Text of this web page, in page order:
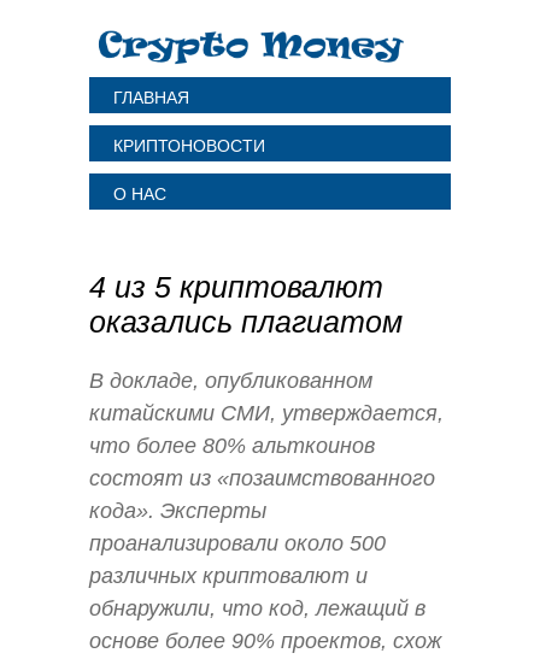
ГЛАВНАЯ
КРИПТОНОВОСТИ
О НАС
4 из 5 криптовалют
оказались плагиатом
В докладе, опубликованном
китайскими СМИ, утверждается,
что более 80% альткоинов
состоят из «позаимствованного
кода». Эксперты
проанализировали около 500
различных криптовалют и
обнаружили, что код, лежащий в
основе более 90% проектов, схож